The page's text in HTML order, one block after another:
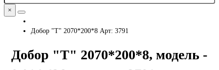
×
Добор "Т" 2070*200*8 Арт: 3791
Добор "Т" 2070*200*8, модель -